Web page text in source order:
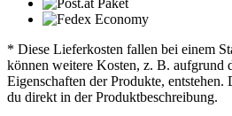
* Diese Lieferkosten fallen bei einem
können weitere Kosten, z. B. aufgrund
Eigenschaften der Produkte,
du direkt in der Produktbeschreibung.